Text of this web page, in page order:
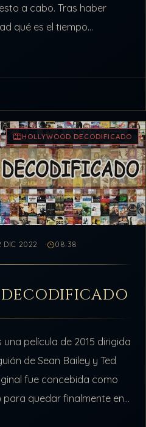
a cabo. Tras haber
qué es el tiempo
HOLLYWOOD DECODIFICADO
DIC 2022 08:38
película de 2015 dirigida
de Sean Bailey y Ted
fue concebida como
para quedar finalmente en